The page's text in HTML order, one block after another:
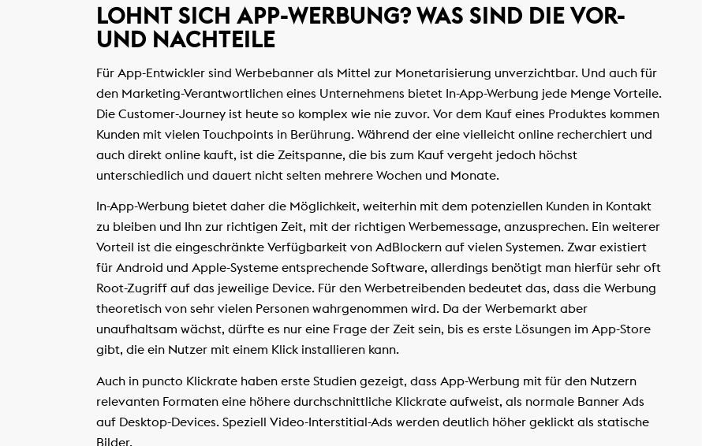
LOHNT SICH APP-WERBUNG? WAS SIND DIE VOR-
UND NACHTEILE
Für App-Entwickler sind Werbebanner als Mittel zur Monetarisierung unverzichtbar. Und auch für
den Marketing-Verantwortlichen eines Unternehmens bietet In-App-Werbung jede Menge Vorteile.
Die Customer-Journey ist heute so komplex wie nie zuvor. Vor dem Kauf eines Produktes kommen
Kunden mit vielen Touchpoints in Berührung. Während der eine vielleicht online recherchiert und
auch direkt online kauft, ist die Zeitspanne, die bis zum Kauf vergeht jedoch höchst
unterschiedlich und dauert nicht selten mehrere Wochen und Monate.
In-App-Werbung bietet daher die Möglichkeit, weiterhin mit dem potenziellen Kunden in Kontakt
zu bleiben und Ihn zur richtigen Zeit, mit der richtigen Werbemessage, anzusprechen. Ein weiterer
Vorteil ist die eingeschränkte Verfügbarkeit von AdBlockern auf vielen Systemen. Zwar existiert
für Android und Apple-Systeme entsprechende Software, allerdings benötigt man hierfür sehr oft
Root-Zugriff auf das jeweilige Device. Für den Werbetreibenden bedeutet das, dass die Werbung
theoretisch von sehr vielen Personen wahrgenommen wird. Da der Werbemarkt aber
unaufhaltsam wächst, dürfte es nur eine Frage der Zeit sein, bis es erste Lösungen im App-Store
gibt, die ein Nutzer mit einem Klick installieren kann.
Auch in puncto Klickrate haben erste Studien gezeigt, dass App-Werbung mit für den Nutzern
relevanten Formaten eine höhere durchschnittliche Klickrate aufweist, als normale Banner Ads
auf Desktop-Devices. Speziell Video-Interstitial-Ads werden deutlich höher geklickt als statische
Bilder.